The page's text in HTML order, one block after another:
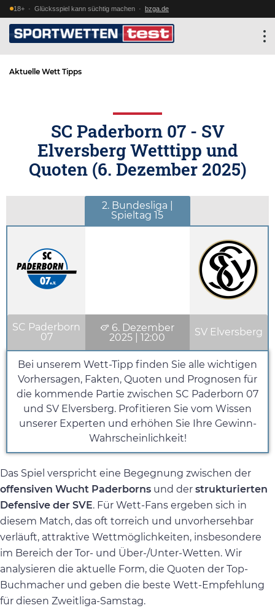
18+ · Glücksspiel kann süchtig machen · bzga.de
Aktuelle Wett Tipps
SC Paderborn 07 - SV
Elversberg Wetttipp und
Quoten (6. Dezember 2025)
2. Bundesliga |
Spieltag 15
SC Paderborn
07
6. Dezember
2025 |12:00 SV Elversberg
Bei unserem Wett-Tipp finden Sie alle wichtigen
Vorhersagen, Fakten, Quoten und Prognosen für
die kommende Partie zwischen SC Paderborn 07
und SV Elversberg. Profitieren Sie vom Wissen
unserer Experten und erhöhen Sie Ihre Gewinn-
Wahrscheinlichkeit!
Das Spiel verspricht eine Begegnung zwischen der
offensiven Wucht Paderborns und der strukturierten
Defensive der SVE. Für Wett-Fans ergeben sich in
diesem Match, das oft torreich und unvorhersehbar
verläuft, attraktive Wettmöglichkeiten, insbesondere
im Bereich der Tor- und Über-/Unter-Wetten. Wir
analysieren die aktuelle Form, die Quoten der Top-
Buchmacher und geben die beste Wett-Empfehlung
für diesen Zweitliga-Samstag.